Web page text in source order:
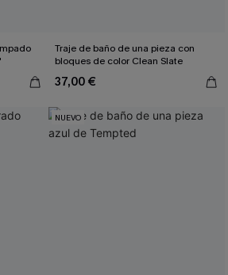
Traje de baño de una pieza con
bloques de color Clean Slate
37,00 €
NUEVO